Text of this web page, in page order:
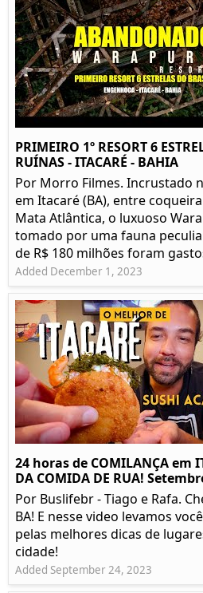
PRIMEIRO 1º RESORT 6
RUÍNAS - ITACARÉ - BAHIA
Por Morro Filmes. Incrustado
em Itacaré (BA), entre
Mata Atlântica, o luxuoso
tomado por uma fauna
de R$ 180 milhões foram
Added December 1, 2023
24 horas de COMILANÇA em
DA COMIDA DE RUA!
Por Buslifebr - Tiago e Rafa.
BA! E nesse video levamos
pelas melhores dicas de
cidade!
Added September 24, 2023